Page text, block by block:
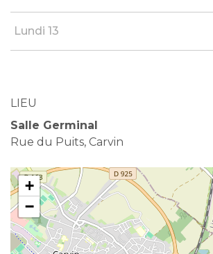
Lundi 13
LIEU
Salle Germinal
Rue du Puits, Carvin
+
−